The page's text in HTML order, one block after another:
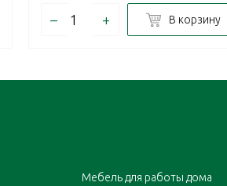
– + В корзину
Мебель для работы дома